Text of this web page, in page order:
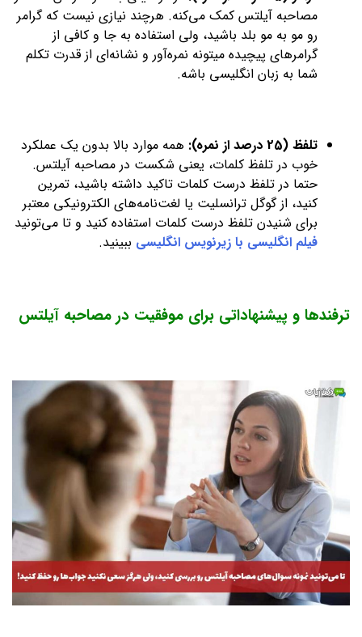
مصاحبه آیلتس کمک می‌کنه. هرچند نیازی نیست که گرامر
رو مو به مو بلد باشید، ولی استفاده به جا و کافی از
گرامر‌های پیچیده میتونه نمره‌آور و نشانه‌ای از قدرت تکلم
شما به زبان انگلیسی باشه.
تلفظ (25 درصد از نمره):
همه موارد بالا بدون یک عملکرد
خوب در تلفظ کلمات، یعنی شکست در مصاحبه آیلتس.
حتما در تلفظ درست کلمات تاکید داشته باشید، تمرین
کنید، از گوگل ترانسلیت یا لغت‌نامه‌های الکترونیکی معتبر
برای شنیدن تلفظ درست کلمات استفاده کنید و تا می‌تونید
فیلم انگلیسی با زیرنویس انگلیسی ببینید.
ترفندها و پیشنهاداتی برای موفقیت در مصاحبه آیلتس